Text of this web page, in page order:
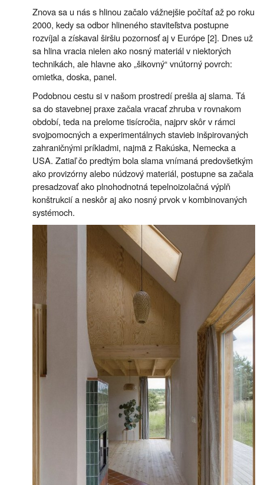
Znova sa u nás s hlinou začalo vážnejšie počítať až po roku
2000, kedy sa odbor hlineného staviteľstva postupne
rozvíjal a získaval širšiu pozornosť aj v Európe [2]. Dnes už
sa hlina vracia nielen ako nosný materiál v niektorých
technikách, ale hlavne ako „šikovný“ vnútorný povrch:
omietka, doska, panel.
Podobnou cestu si v našom prostredí prešla aj slama. Tá
sa do stavebnej praxe začala vracať zhruba v rovnakom
období, teda na prelome tisícročia, najprv skôr v rámci
svojpomocných a experimentálnych stavieb inšpirovaných
zahraničnými príkladmi, najmä z Rakúska, Nemecka a
USA. Zatiaľ čo predtým bola slama vnímaná predovšetkým
ako provizórny alebo núdzový materiál, postupne sa začala
presadzovať ako plnohodnotná tepelnoizolačná výplň
konštrukcií a neskôr aj ako nosný prvok v kombinovaných
systémoch.